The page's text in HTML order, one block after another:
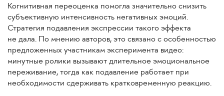
Когнитивная переоценка помогла значительно снизить
субъективную интенсивность негативных эмоций.
Стратегия подавления экспрессии такого эффекта
не дала. По мнению авторов, это связано с особенностью
предложенных участникам эксперимента видео:
минутные ролики вызывают длительное эмоциональное
переживание, тогда как подавление работает при
необходимости сдерживать кратковременную реакцию.